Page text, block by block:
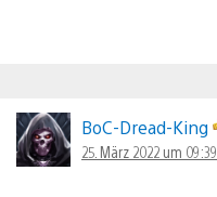
BoC-Dread-King
25. März 2022 um 09:39